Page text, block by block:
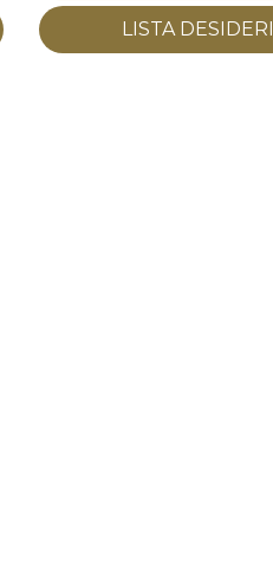
LISTA DESIDERI